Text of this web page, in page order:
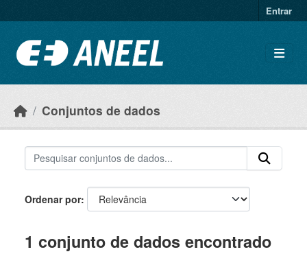
Entrar
Conjuntos de dados
Ordenar por
1 conjunto de dados encontrado